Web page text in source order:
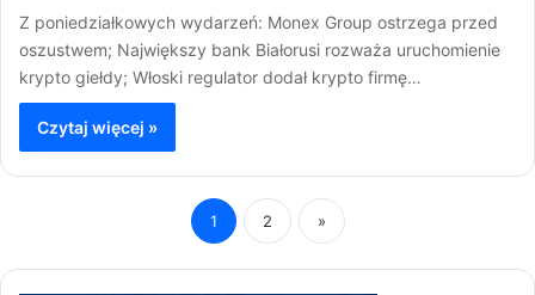
Z poniedziałkowych wydarzeń: Monex Group ostrzega przed
oszustwem; Największy bank Białorusi rozważa uruchomienie
krypto giełdy; Włoski regulator dodał krypto firmę…
Czytaj więcej »
1 2 »